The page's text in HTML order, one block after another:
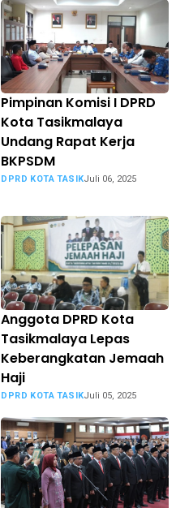
Pimpinan Komisi I DPRD
Kota Tasikmalaya
Undang Rapat Kerja
BKPSDM
DPRD KOTA TASIKJuli 06, 2025
Anggota DPRD Kota
Tasikmalaya Lepas
Keberangkatan Jemaah
Haji
DPRD KOTA TASIKJuli 05, 2025